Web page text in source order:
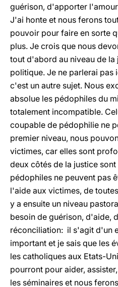
guérison, d'apporter
J'ai honte et nous ferons
pouvoir pour faire en sorte
plus. Je crois que nous
tout d'abord au niveau de la
politique. Je ne parlerai
c'est un autre sujet. Nous
absolue les pédophiles du
totalement incompatible.
coupable de pédophilie ne
premier niveau, nous
victimes, car elles sont
deux côtés de la justice
pédophiles ne peuvent pas
l'aide aux victimes, de
y a ensuite un niveau
besoin de guérison, d'aide,
réconciliation: il s'agit d'un
important et je sais que les
les catholiques aux Etats-
pourront pour aider,
les séminaires et nous